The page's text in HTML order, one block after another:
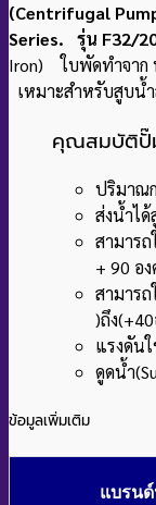
(Centrifugal
Series. รุ่น F32/
Iron) ใบพัดทำจาก
เหมาะสำหรับสูบน้
คุณสมบัติปั๊
ปริมาณ
ส่งน้ำได้
สามาร
+ 90 อง
สามาร
)ถึง
แรงดัน
ดูดน้ำ
ข้อมูลเพิ่มเติม
แบรน